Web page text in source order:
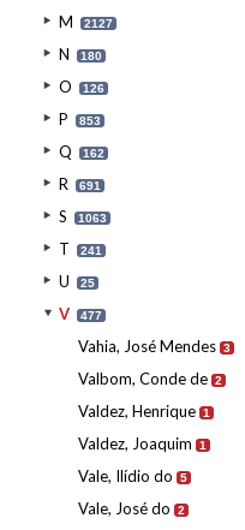
M 2127
N 180
O 126
P 853
Q 162
R 691
S 1063
T 241
U 25
V 477
Vahia, José Mendes 3
Valbom, Conde de 2
Valdez, Henrique 1
Valdez, Joaquim 1
Vale, Ilídio do 5
Vale, José do 2